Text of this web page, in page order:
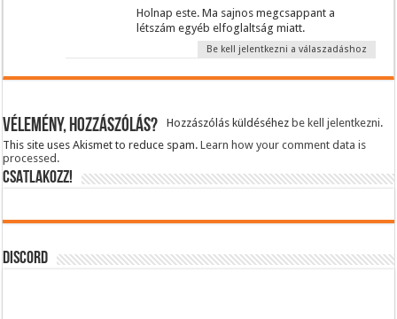
Holnap este. Ma sajnos megcsappant a
létszám egyéb elfoglaltság miatt.
Be kell jelentkezni a válaszadáshoz
Vélemény, hozzászólás? Hozzászólás küldéséhez be kell jelentkezni.
This site uses Akismet to reduce spam.Learn how your comment data is
processed.
CSATLAKOZZ!
DISCORD